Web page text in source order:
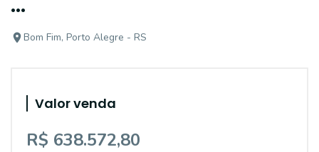
...
Bom Fim, Porto Alegre - RS
Valor venda
R$ 638.572,80